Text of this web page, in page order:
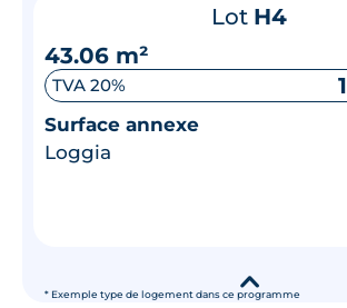
* Exemple type de logement dans ce programme
Lot H4
43.06 m²
TVA 20%
Surface annexe
Loggia
▾